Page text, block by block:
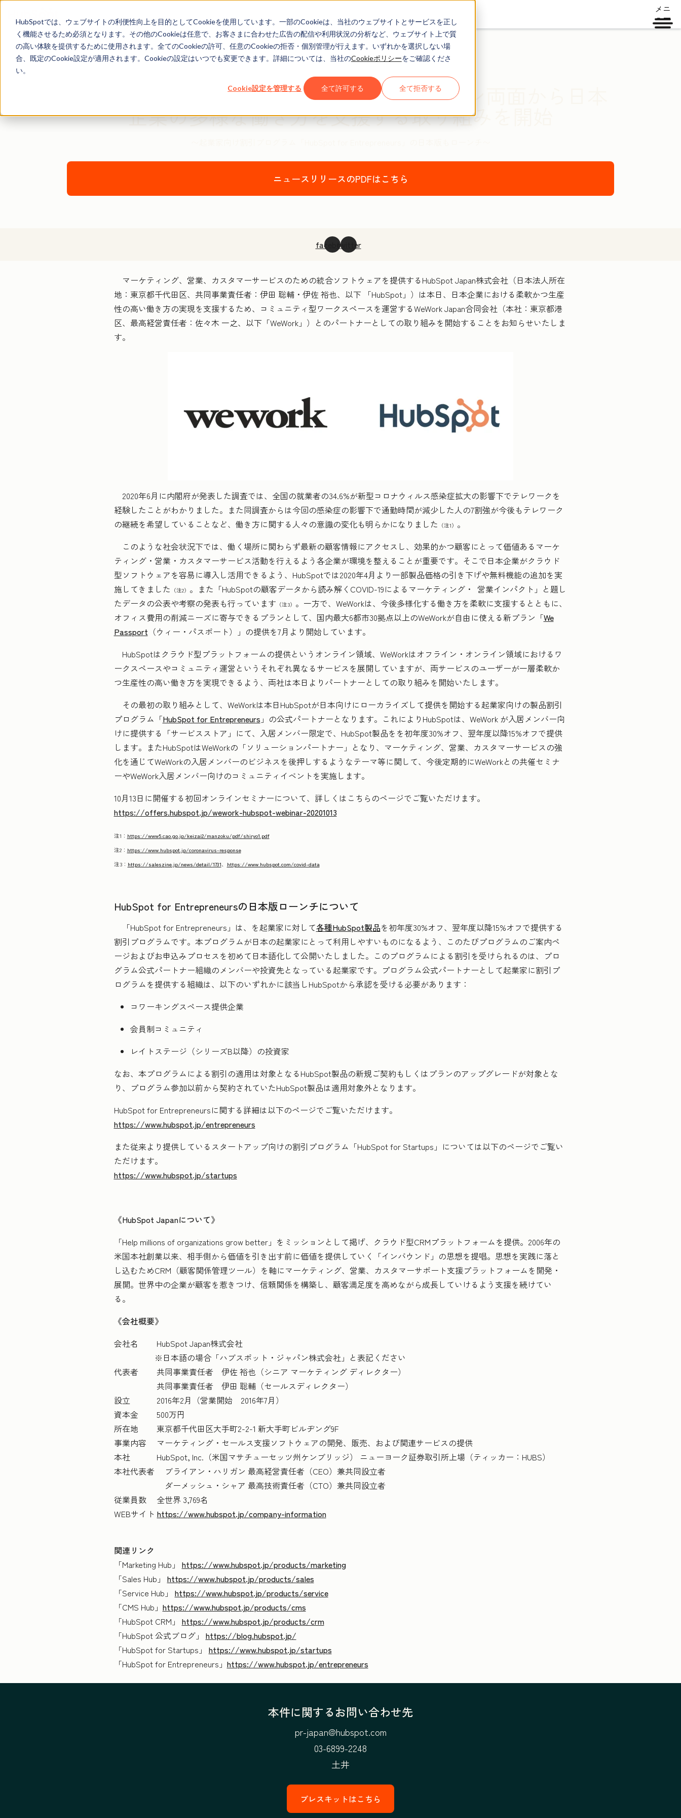
HubSpotでは、ウェブサイトの利便性向上を目的としてCookieを使用しています。一部のCookieは、当社のウェブサイトとサービスを正し
く機能させるため必須となります。その他のCookieは任意で、お客さまに合わせた広告の配信や利用状況の分析など、ウェブサイト上で質
の高い体験を提供するために使用されます。全てのCookieの許可、任意のCookieの拒否・個別管理が行えます。いずれかを選択しない場
合、既定のCookie設定が適用されます。Cookieの設定はいつでも変更できます。詳細については、当社のCookieポリシーをご確認くださ
い。
Cookie設定を管理する 全て許可する 全て拒否する
メニ
ュー
HubSpotがWeWorkとオンライン・オフライン両面から日本
企業の多様な働き方を支援する取り組みを開始
ニュースリリースのPDFはこちら
facebooktwitter
マーケティング、営業、カスタマーサービスのための統合ソフトウェアを提供するHubSpot Japan株式会社（日本法人所在
地：東京都千代田区、共同事業責任者：伊田 聡輔・伊佐 裕也、以下 「HubSpot」）は本日、日本企業における柔軟かつ生産
性の高い働き方の実現を支援するため、コミュニティ型ワークスペースを運営するWeWork Japan合同会社（本社：東京都港
区、最高経営責任者：佐々木 一之、以下「WeWork」）とのパートナーとしての取り組みを開始することをお知らせいたしま
す。
2020年6月に内閣府が発表した調査では、全国の就業者の34.6%が新型コロナウィルス感染症拡大の影響下でテレワークを
経験したことがわかりました。また同調査からは今回の感染症の影響下で通勤時間が減少した人の7割強が今後もテレワーク
の継続を希望していることなど、働き方に関する人々の意識の変化も明らかになりました （注1） 。
このような社会状況下では、働く場所に関わらず最新の顧客情報にアクセスし、効果的かつ顧客にとって価値あるマーケ
ティング・営業・カスタマーサービス活動を行えるよう各企業が環境を整えることが重要です。そこで日本企業がクラウド
型ソフトウェアを容易に導入し活用できるよう、HubSpotでは2020年4月より一部製品価格の引き下げや無料機能の追加を実
施してきました （注2） 。また「HubSpotの顧客データから読み解くCOVID-19によるマーケティング・ 営業インパクト」と題し
たデータの公表や考察の発表も行っています （注3） 。一方で、WeWorkは、今後多様化する働き方を柔軟に支援するとともに、
オフィス費用の削減ニーズに寄与できるプランとして、国内最大6都市30拠点以上のWeWorkが自由に使える新プラン「We
Passport （ウィー・パスポート）」の提供を7月より開始しています。
HubSpotはクラウド型プラットフォームの提供というオンライン領域、WeWorkはオフライン・オンライン領域におけるワ
ークスペースやコミュニティ運営というそれぞれ異なるサービスを展開していますが、両サービスのユーザーが一層柔軟か
つ生産性の高い働き方を実現できるよう、両社は本日よりパートナーとしての取り組みを開始いたします。
その最初の取り組みとして、WeWorkは本日HubSpotが日本向けにローカライズして提供を開始する起業家向けの製品割引
プログラム「HubSpot for Entrepreneurs 」の公式パートナーとなります。これによりHubSpotは、WeWork が入居メンバー向
けに提供する「サービスストア」にて、入居メンバー限定で、HubSpot製品をを初年度30%オフ、翌年度以降15%オフで提供
します。またHubSpotはWeWorkの「ソリューションパートナー」となり、マーケティング、営業、カスタマーサービスの強
化を通じてWeWorkの入居メンバーのビジネスを後押しするようなテーマ等に関して、今後定期的にWeWorkとの共催セミナ
ーやWeWork入居メンバー向けのコミュニティイベントを実施します。
10月13日に開催する初回オンラインセミナーについて、詳しくはこちらのページでご覧いただけます。
https://offers.hubspot.jp/wework-hubspot-webinar-20201013
注1： https://www5.cao.go.jp/keizai2/manzoku/pdf/shiryo1.pdf
注2： https://www.hubspot.jp/coronavirus-response
注3： https://saleszine.jp/news/detail/1731、 https://www.hubspot.com/covid-data
HubSpot for Entrepreneursの日本版ローンチについて
「HubSpot for Entrepreneurs」は、を起業家に対して各種HubSpot製品を初年度30%オフ、翌年度以降15%オフで提供する
割引プログラムです。本プログラムが日本の起業家にとって利用しやすいものになるよう、このたびプログラムのご案内ペ
ージおよびお申込みプロセスを初めて日本語化して公開いたしました。このプログラムによる割引を受けられるのは、プロ
グラム公式パートナー組織のメンバーや投資先となっている起業家です。プログラム公式パートナーとして起業家に割引プ
ログラムを提供する組織は、以下のいずれかに該当しHubSpotから承認を受ける必要があります：
コワーキングスペース提供企業
会員制コミュニティ
レイトステージ（シリーズB以降）の投資家
なお、本プログラムによる割引の適用は対象となるHubSpot製品の新規ご契約もしくはプランのアップグレードが対象とな
り、プログラム参加以前から契約されていたHubSpot製品は適用対象外となります。
HubSpot for Entrepreneursに関する詳細は以下のページでご覧いただけます。
https://www.hubspot.jp/entrepreneurs
また従来より提供しているスタートアップ向けの割引プログラム「HubSpot for Startups」については以下のページでご覧い
ただけます。
https://www.hubspot.jp/startups
《HubSpot Japanについて》
「Help millions of organizations grow better」をミッションとして掲げ、クラウド型CRMプラットフォームを提供。2006年の
米国本社創業以来、相手側から価値を引き出す前に価値を提供していく「インバウンド」の思想を提唱。思想を実践に落と
し込むためCRM（顧客関係管理ツール）を軸にマーケティング、営業、カスタマーサポート支援プラットフォームを開発・
展開。世界中の企業が顧客を惹きつけ、信頼関係を構築し、顧客満足度を高めながら成長していけるよう支援を続けてい
る。
《会社概要》
会社名 HubSpot Japan株式会社
※日本語の場合「ハブスポット・ジャパン株式会社」と表記ください
代表者 共同事業責任者 伊佐 裕也（シニア マーケティング ディレクター）
共同事業責任者 伊田 聡輔（セールスディレクター）
設立 2016年2月（営業開始 2016年7月）
資本金 500万円
所在地 東京都千代田区大手町2-2-1 新大手町ビルヂング9F
事業内容 マーケティング・セールス支援ソフトウェアの開発、販売、および関連サービスの提供
本社 HubSpot, Inc.（米国マサチューセッツ州ケンブリッジ） ニューヨーク証券取引所上場（ティッカー：HUBS）
本社代表者 ブライアン・ハリガン 最高経営責任者（CEO）兼共同設立者
ダーメッシュ・シャア 最高技術責任者（CTO）兼共同設立者
従業員数 全世界 3,769名
WEBサイト https://www.hubspot.jp/company-information
関連リンク
「Marketing Hub」 https://www.hubspot.jp/products/marketing
「Sales Hub」 https://www.hubspot.jp/products/sales
「Service Hub」 https://www.hubspot.jp/products/service
「CMS Hub」 https://www.hubspot.jp/products/cms
「HubSpot CRM」 https://www.hubspot.jp/products/crm
「HubSpot 公式ブログ」 https://blog.hubspot.jp/
「HubSpot for Startups」 https://www.hubspot.jp/startups
「HubSpot for Entrepreneurs」 https://www.hubspot.jp/entrepreneurs
本件に関するお問い合わせ先
pr-japan@hubspot.com
03-6899-2248
土井
プレスキットはこちら